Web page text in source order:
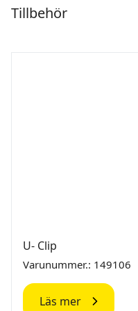
Tillbehör
U- Clip
Varunummer.: 149106
Läs mer